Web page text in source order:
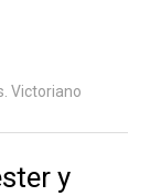
Victoriano
y